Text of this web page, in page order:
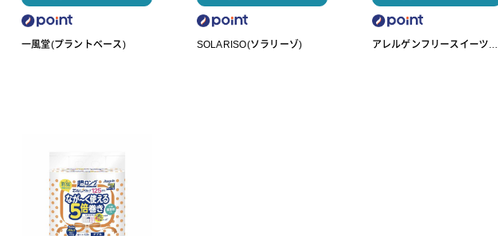
一風堂(プラントベース) SOLARISO(ソラリーゾ)
アレルゲンフリースイーツ工